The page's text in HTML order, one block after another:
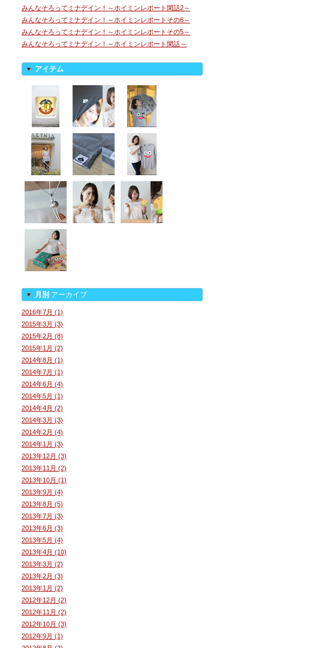
みんなそろってミナデイン！～ホイミンレポート閑話2～
みんなそろってミナデイン！～ホイミンレポートその6～
みんなそろってミナデイン！～ホイミンレポートその5～
みんなそろってミナデイン！～ホイミンレポート閑話～
アイテム
月別 アーカイブ
2016年7月 (1)
2015年3月 (3)
2015年2月 (8)
2015年1月 (2)
2014年8月 (1)
2014年7月 (1)
2014年6月 (4)
2014年5月 (1)
2014年4月 (2)
2014年3月 (3)
2014年2月 (4)
2014年1月 (3)
2013年12月 (3)
2013年11月 (2)
2013年10月 (1)
2013年9月 (4)
2013年8月 (5)
2013年7月 (3)
2013年6月 (3)
2013年5月 (4)
2013年4月 (10)
2013年3月 (2)
2013年2月 (3)
2013年1月 (2)
2012年12月 (2)
2012年11月 (2)
2012年10月 (3)
2012年9月 (1)